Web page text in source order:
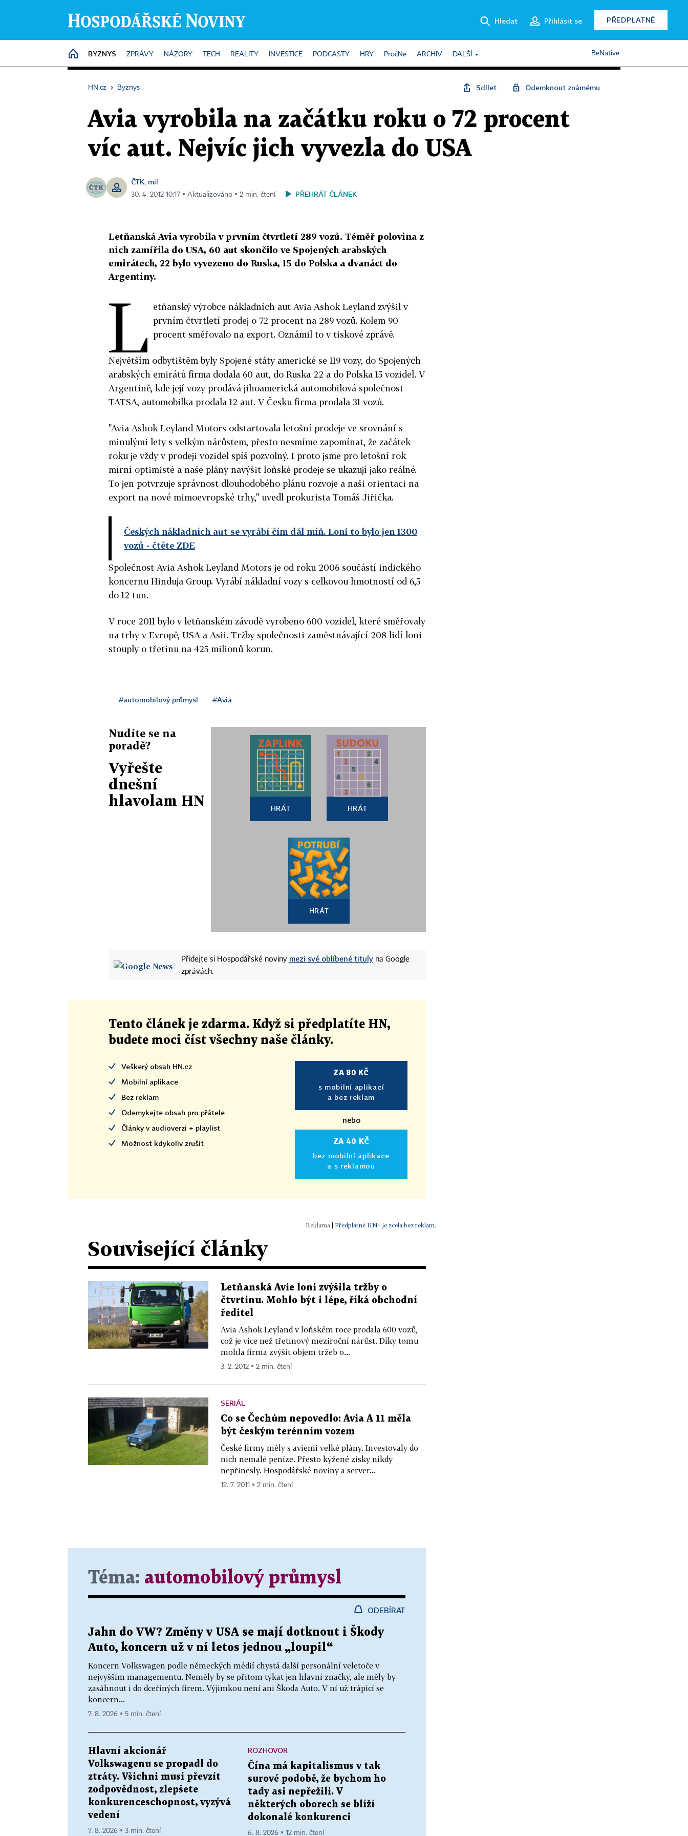
Hledat Přihlásit se PŘEDPLATNÉ
HOME
BYZNYS ZPRÁVY NÁZORY TECH REALITY INVESTICE PODCASTY HRY PročNe ARCHIV DALŠÍ BeNative
HN.cz › Byznys Sdílet Odemknout známému
Avia vyrobila na začátku roku o 72 procent
víc aut. Nejvíc jich vyvezla do USA
ČTK, mil
30. 4. 2012 10:17 ▪ Aktualizováno ▪ 2 min. čtení PŘEHRÁT ČLÁNEK
Letňanská Avia vyrobila v prvním čtvrtletí 289 vozů. Téměř polovina z
nich zamířila do USA, 60 aut skončilo ve Spojených arabských
emirátech, 22 bylo vyvezeno do Ruska, 15 do Polska a dvanáct do
Argentiny.
L etňanský výrobce nákladních aut Avia Ashok Leyland zvýšil v
prvním čtvrtletí prodej o 72 procent na 289 vozů. Kolem 90
procent směřovalo na export. Oznámil to v tiskové zprávě.
Největším odbytištěm byly Spojené státy americké se 119 vozy, do Spojených
arabských emirátů firma dodala 60 aut, do Ruska 22 a do Polska 15 vozidel. V
Argentině, kde její vozy prodává jihoamerická automobilová společnost
TATSA, automobilka prodala 12 aut. V Česku firma prodala 31 vozů.
"Avia Ashok Leyland Motors odstartovala letošní prodeje ve srovnání s
minulými lety s velkým nárůstem, přesto nesmíme zapomínat, že začátek
roku je vždy v prodeji vozidel spíš pozvolný. I proto jsme pro letošní rok
mírní optimisté a naše plány navýšit loňské prodeje se ukazují jako reálné.
To jen potvrzuje správnost dlouhodobého plánu rozvoje a naši orientaci na
export na nové mimoevropské trhy," uvedl prokurista Tomáš Jiřička.
Českých nákladních aut se vyrábí čím dál míň. Loni to bylo jen 1300
vozů - čtěte ZDE
Společnost Avia Ashok Leyland Motors je od roku 2006 součástí indického
koncernu Hinduja Group. Vyrábí nákladní vozy s celkovou hmotností od 6,5
do 12 tun.
V roce 2011 bylo v letňanském závodě vyrobeno 600 vozidel, které směřovaly
na trhy v Evropě, USA a Asii. Tržby společnosti zaměstnávající 208 lidí loni
stouply o třetinu na 425 milionů korun.
#automobilový průmysl #Avia
Nudíte se na
poradě?
Vyřešte
dnešní
hlavolam HN
HRÁT HRÁT
HRÁT
Přidejte si Hospodářské noviny mezi své oblíbené tituly na Google
zprávách.
Tento článek je zdarma. Když si předplatíte HN,
budete moci číst všechny naše články.
Veškerý obsah HN.cz
Mobilní aplikace
Bez reklam
Odemykejte obsah pro přátele
Články v audioverzi + playlist
Možnost kdykoliv zrušit
ZA 80 KČ
s mobilní aplikací
a bez reklam
nebo
ZA 40 KČ
bez mobilní aplikace
a s reklamou
Předplatné HN+ je zcela bez reklam.
Související články
Letňanská Avie loni zvýšila tržby o
čtvrtinu. Mohlo být i lépe, říká obchodní
ředitel
Avia Ashok Leyland v loňském roce prodala 600 vozů,
což je více než třetinový meziroční nárůst. Díky tomu
mohla firma zvýšit objem tržeb o...
3. 2. 2012 ▪ 2 min. čtení
SERIÁL
Co se Čechům nepovedlo: Avia A 11 měla
být českým terénním vozem
České firmy měly s aviemi velké plány. Investovaly do
nich nemalé peníze. Přesto kýžené zisky nikdy
nepřinesly. Hospodářské noviny a server...
12. 7. 2011 ▪ 2 min. čtení
Téma: automobilový průmysl
ODEBÍRAT
Jahn do VW? Změny v USA se mají dotknout i Škody
Auto, koncern už v ní letos jednou „loupil“
Koncern Volkswagen podle německých médií chystá další personální veletoče v
nejvyšším managementu. Neměly by se přitom týkat jen hlavní značky, ale měly by
zasáhnout i do dceřiných firem. Výjimkou není ani Škoda Auto. V ní už trápící se
koncern...
7. 8. 2026 ▪ 5 min. čtení
Hlavní akcionář
Volkswagenu se propadl do
ztráty. Všichni musí převzít
zodpovědnost, zlepšete
konkurenceschopnost, vyzývá
vedení
7. 8. 2026 ▪ 3 min. čtení
ROZHOVOR
Čína má kapitalismus v tak
surové podobě, že bychom ho
tady asi nepřežili. V
některých oborech se blíží
dokonalé konkurenci
6. 8. 2026 ▪ 12 min. čtení